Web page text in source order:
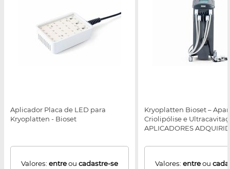
Aplicador Placa de LED para
Kryoplatten - Bioset
Valores: entreou cadastre-se
Kryoplatten Bioset –
Criolipólise e
APLICADORES
Valores: entreou